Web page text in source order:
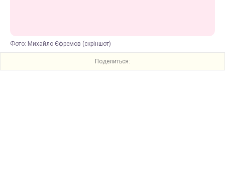
Фото: Михайло Єфремов (скріншот)
Поделиться: